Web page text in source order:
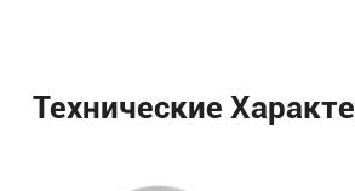
Технические